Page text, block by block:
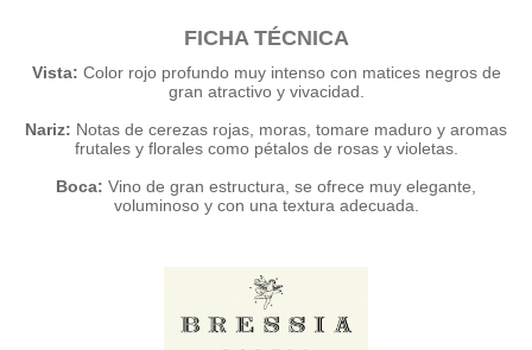
FICHA TÉCNICA
Vista: Color rojo profundo muy intenso con matices negros de
gran atractivo y vivacidad.
Nariz: Notas de cerezas rojas, moras, tomare maduro y aromas
frutales y florales como pétalos de rosas y violetas.
Boca: Vino de gran estructura, se ofrece muy elegante,
voluminoso y con una textura adecuada.